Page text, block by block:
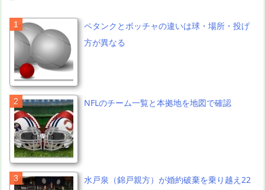
ペタンクとボッチャの違いは球・場所・投げ
方が異なる
NFLのチーム一覧と本拠地を地図で確認
水戸泉（錦戸親方）が婚約破棄を乗り越え22